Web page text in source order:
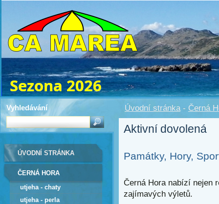
Úvodní stránka - Černá
Aktivní dovolená
Památky, Hory,
Černá Hora nabízí nejen
zajímavých výletů.
ÚVODNÍ STRÁNKA
ČERNÁ HORA
utjeha - chaty
utjeha - perla
Vyhledávání